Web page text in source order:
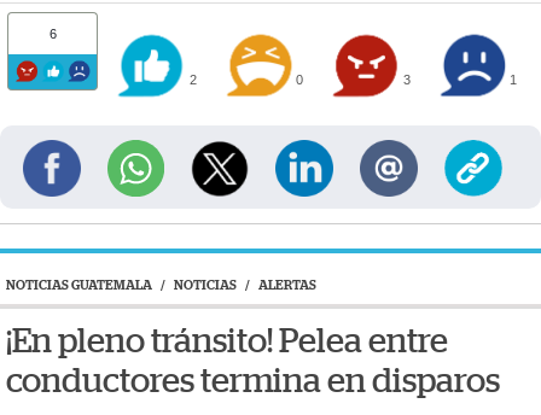
6
2 0 3 1
NOTICIAS GUATEMALA / NOTICIAS / ALERTAS
¡En pleno tránsito! Pelea entre
conductores termina en disparos